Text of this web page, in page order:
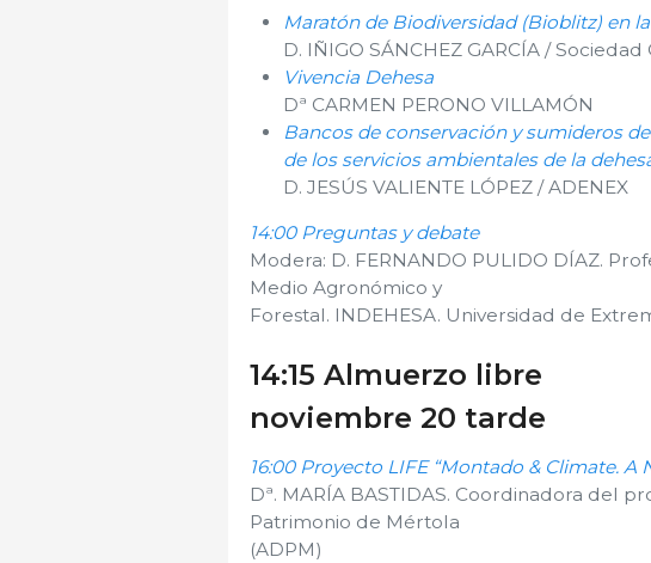
Maratón de Biodiversidad (Bioblitz) en
D. IÑIGO SÁNCHEZ GARCÍA /
Vivencia Dehesa
Dª CARMEN PERONO VILLAMÓN
Bancos de conservación y sumideros
de los servicios ambientales de la
D. JESÚS VALIENTE LÓPEZ / ADENEX
14:00 Preguntas y debate
Modera: D. FERNANDO PULIDO DÍAZ.
Medio Agronómico y
Forestal. INDEHESA. Universidad de
14:15 Almuerzo libre
noviembre 20 tarde
16:00 Proyecto LIFE “Montado & Climate. A
Dª. MARÍA BASTIDAS. Coordinadora del
Patrimonio de Mértola
(ADPM)